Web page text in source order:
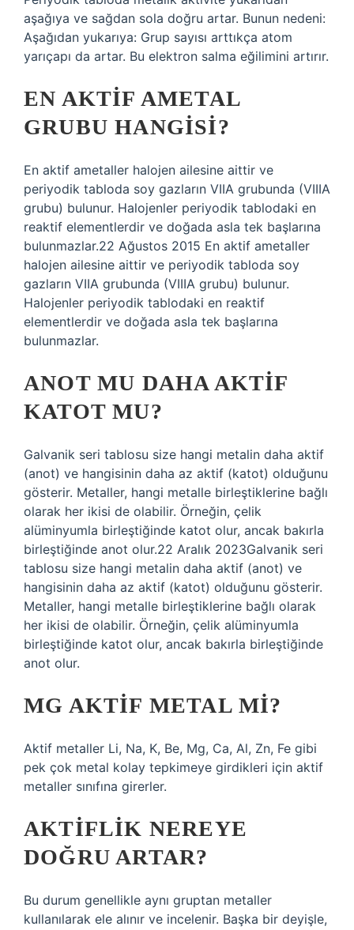
aşağıya ve sağdan sola doğru artar. Bunun nedeni:
Aşağıdan yukarıya: Grup sayısı arttıkça atom
yarıçapı da artar. Bu elektron salma eğilimini artırır.
EN AKTIF AMETAL
GRUBU HANGISI?
En aktif ametaller halojen ailesine aittir ve
periyodik tabloda soy gazların VIIA grubunda (VIIIA
grubu) bulunur. Halojenler periyodik tablodaki en
reaktif elementlerdir ve doğada asla tek başlarına
bulunmazlar.22 Ağustos 2015 En aktif ametaller
halojen ailesine aittir ve periyodik tabloda soy
gazların VIIA grubunda (VIIIA grubu) bulunur.
Halojenler periyodik tablodaki en reaktif
elementlerdir ve doğada asla tek başlarına
bulunmazlar.
ANOT MU DAHA AKTIF
KATOT MU?
Galvanik seri tablosu size hangi metalin daha aktif
(anot) ve hangisinin daha az aktif (katot) olduğunu
gösterir. Metaller, hangi metalle birleştiklerine bağlı
olarak her ikisi de olabilir. Örneğin, çelik
alüminyumla birleştiğinde katot olur, ancak bakırla
birleştiğinde anot olur.22 Aralık 2023Galvanik seri
tablosu size hangi metalin daha aktif (anot) ve
hangisinin daha az aktif (katot) olduğunu gösterir.
Metaller, hangi metalle birleştiklerine bağlı olarak
her ikisi de olabilir. Örneğin, çelik alüminyumla
birleştiğinde katot olur, ancak bakırla birleştiğinde
anot olur.
MG AKTIF METAL MI?
Aktif metaller Li, Na, K, Be, Mg, Ca, Al, Zn, Fe gibi
pek çok metal kolay tepkimeye girdikleri için aktif
metaller sınıfına girerler.
AKTIFLIK NEREYE
DOĞRU ARTAR?
Bu durum genellikle aynı gruptan metaller
kullanılarak ele alınır ve incelenir. Başka bir deyişle,